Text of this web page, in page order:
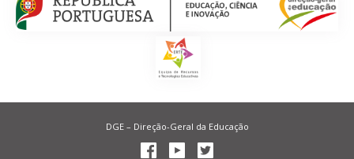
DGE – Direção-Geral da Educação